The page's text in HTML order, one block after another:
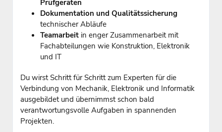
Prüfgeräten
Dokumentation und Qualitätssicherung
technischer Abläufe
Teamarbeit in enger Zusammenarbeit mit
Fachabteilungen wie Konstruktion, Elektronik
und IT
Du wirst Schritt für Schritt zum Experten für die
Verbindung von Mechanik, Elektronik und Informatik
ausgebildet und übernimmst schon bald
verantwortungsvolle Aufgaben in spannenden
Projekten.